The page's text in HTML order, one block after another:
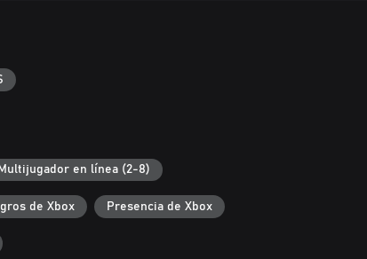
Multijugador en línea (2-8)
de Xbox Presencia de Xbox